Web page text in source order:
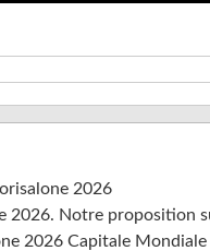
2026
2026. Notre proposition
2026 Capitale